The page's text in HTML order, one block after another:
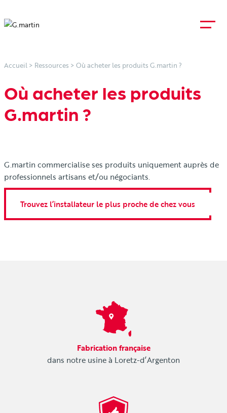
Accueil> Ressources > Où acheter les produits G.martin ?
Où acheter les produits
G.martin ?
G.martin commercialise ses produits uniquement auprès de
professionnels artisans et/ou négociants.
Trouvez l’installateur le plus proche de chez vous
Fabrication française
dans notre usine à Loretz-d’Argenton